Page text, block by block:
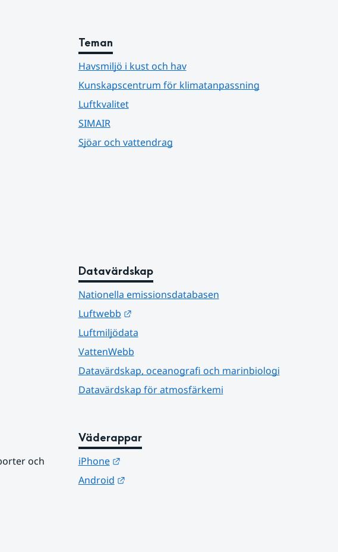
Teman
Havsmiljö i kust och hav
Kunskapscentrum för klimatanpassning
Luftkvalitet
SIMAIR
Sjöar och vattendrag
Datavärdskap
Nationella emissionsdatabasen
Luftwebb
Länk till annan webbplats.
Luftmiljödata
VattenWebb
Datavärdskap, oceanografi och marinbiologi
Datavärdskap för atmosfärkemi
och
Väderappar
iPhone
Länk till annan webbplats.
Android
Länk till annan webbplats.